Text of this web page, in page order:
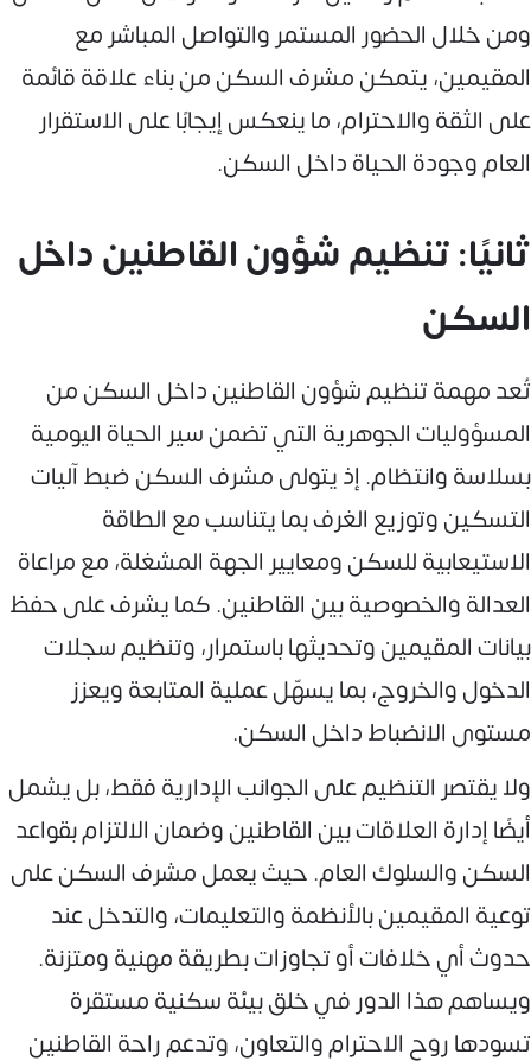
ومن خلال الحضور المستمر والتواصل المباشر مع
المقيمين، يتمكن مشرف السكن من بناء علاقة قائمة
على الثقة والاحترام، ما ينعكس إيجابًا على الاستقرار
العام وجودة الحياة داخل السكن.
ثانيًا: تنظيم شؤون القاطنين داخل
السكن
تُعد مهمة تنظيم شؤون القاطنين داخل السكن من
المسؤوليات الجوهرية التي تضمن سير الحياة اليومية
بسلاسة وانتظام. إذ يتولى مشرف السكن ضبط آليات
التسكين وتوزيع الغرف بما يتناسب مع الطاقة
الاستيعابية للسكن ومعايير الجهة المشغلة، مع مراعاة
العدالة والخصوصية بين القاطنين. كما يشرف على حفظ
بيانات المقيمين وتحديثها باستمرار، وتنظيم سجلات
الدخول والخروج، بما يسهّل عملية المتابعة ويعزز
مستوى الانضباط داخل السكن.
ولا يقتصر التنظيم على الجوانب الإدارية فقط، بل يشمل
أيضًا إدارة العلاقات بين القاطنين وضمان الالتزام بقواعد
السكن والسلوك العام. حيث يعمل مشرف السكن على
توعية المقيمين بالأنظمة والتعليمات، والتدخل عند
حدوث أي خلافات أو تجاوزات بطريقة مهنية ومتزنة.
ويساهم هذا الدور في خلق بيئة سكنية مستقرة
تسودها روح الاحترام والتعاون، وتدعم راحة القاطنين